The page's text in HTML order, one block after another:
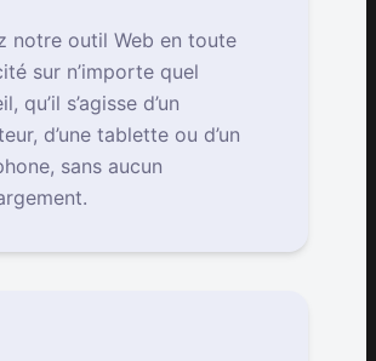
notre outil Web en toute
sur n’importe quel
qu’il s’agisse d’un
d’une tablette ou d’un
sans aucun